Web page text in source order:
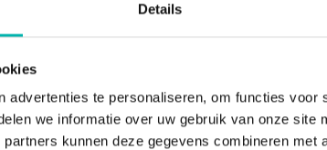
Details
advertenties te personaliseren, om functies voor
we informatie over uw gebruik van onze site
kunnen deze gegevens combineren met